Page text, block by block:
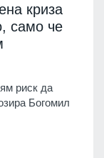
криза
само че
риск да
Богомил